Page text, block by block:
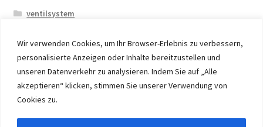
Wir verwenden Cookies, um Ihr Browser-Erlebnis zu verbessern,
personalisierte Anzeigen oder Inhalte bereitzustellen und
unseren Datenverkehr zu analysieren. Indem Sie auf „Alle
akzeptieren“ klicken, stimmen Sie unserer Verwendung von
Cookies zu.
ventilsystem
© 2026 Eruon Trade UG, Germany, member of the ERUON